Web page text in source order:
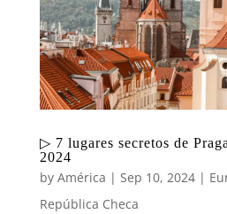
▷ 7 lugares secretos de
2024
by América | Sep 10, 2024|
República Checa